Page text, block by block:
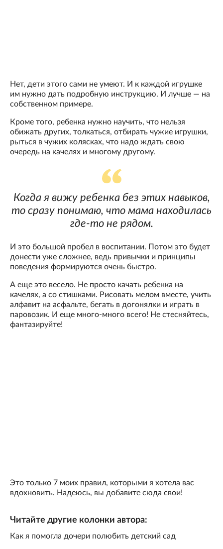
Нет, дети этого сами не умеют. И к каждой игрушке
им нужно дать подробную инструкцию. И лучше — на
собственном примере.
Кроме того, ребенка нужно научить, что нельзя
обижать других, толкаться, отбирать чужие игрушки,
рыться в чужих колясках, что надо ждать свою
очередь на качелях и многому другому.
Когда я вижу ребенка без этих навыков,
то сразу понимаю, что мама находилась
где-то не рядом.
И это большой пробел в воспитании. Потом это будет
донести уже сложнее, ведь привычки и принципы
поведения формируются очень быстро.
А еще это весело. Не просто качать ребенка на
качелях, а со стишками. Рисовать мелом вместе, учить
алфавит на асфальте, бегать в догонялки и играть в
паровозик. И еще много-много всего! Не стесняйтесь,
фантазируйте!
Это только 7 моих правил, которыми я хотела вас
вдохновить. Надеюсь, вы добавите сюда свои!
Читайте другие колонки автора:
Как я помогла дочери полюбить детский сад